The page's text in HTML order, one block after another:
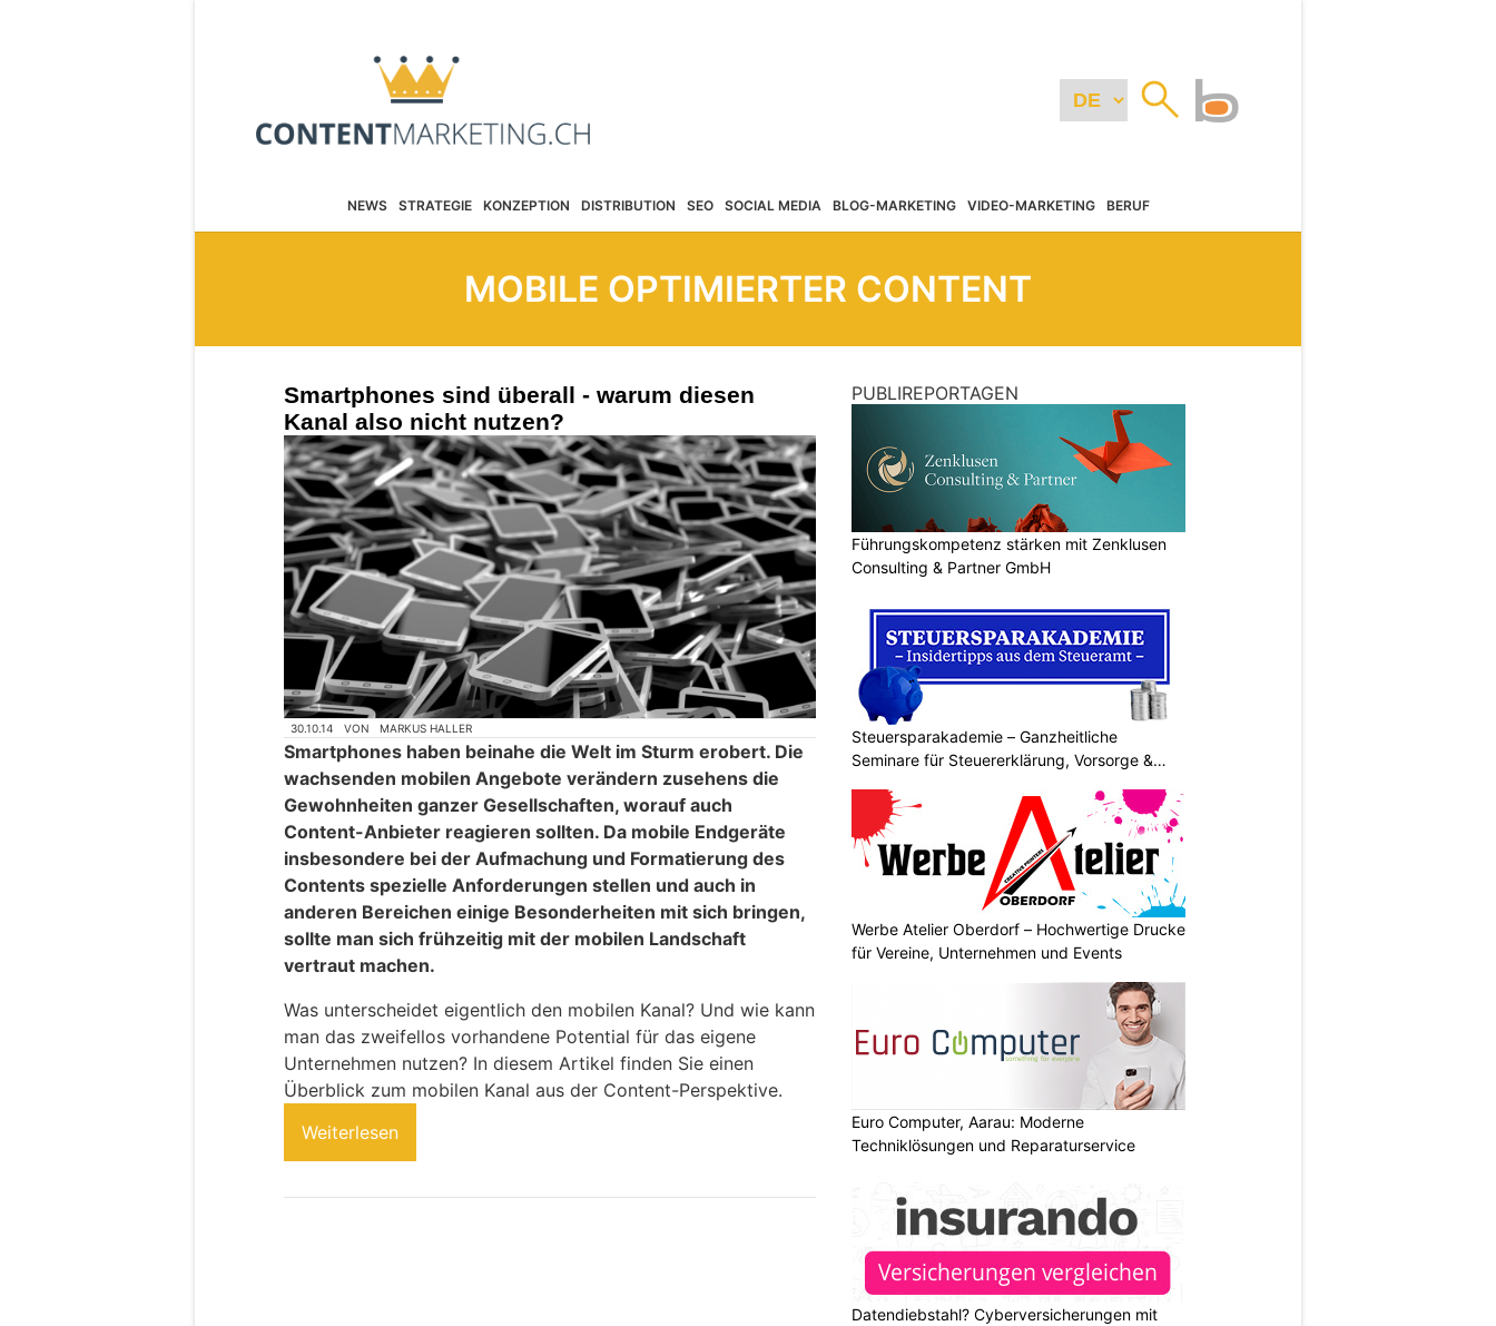
NEWS STRATEGIE KONZEPTION DISTRIBUTION SEO SOCIAL MEDIA BLOG-MARKETING VIDEO-MARKETING BERUF
MOBILE OPTIMIERTER CONTENT
Smartphones sind überall - warum diesen
Kanal also nicht nutzen?
30.10.14 VON MARKUS HALLER
Smartphones haben beinahe die Welt im Sturm erobert. Die
wachsenden mobilen Angebote verändern zusehens die
Gewohnheiten ganzer Gesellschaften, worauf auch
Content-Anbieter reagieren sollten. Da mobile Endgeräte
insbesondere bei der Aufmachung und Formatierung des
Contents spezielle Anforderungen stellen und auch in
anderen Bereichen einige Besonderheiten mit sich bringen,
sollte man sich frühzeitig mit der mobilen Landschaft
vertraut machen.
Was unterscheidet eigentlich den mobilen Kanal? Und wie kann
man das zweifellos vorhandene Potential für das eigene
Unternehmen nutzen? In diesem Artikel finden Sie einen
Überblick zum mobilen Kanal aus der Content-Perspektive.
Weiterlesen
PUBLIREPORTAGEN
Führungskompetenz stärken mit Zenklusen
Consulting & Partner GmbH
Steuersparakademie – Ganzheitliche
Seminare für Steuererklärung, Vorsorge &
Werbe Atelier Oberdorf – Hochwertige Drucke
für Vereine, Unternehmen und Events
Euro Computer, Aarau: Moderne
Techniklösungen und Reparaturservice
Datendiebstahl? Cyberversicherungen mit